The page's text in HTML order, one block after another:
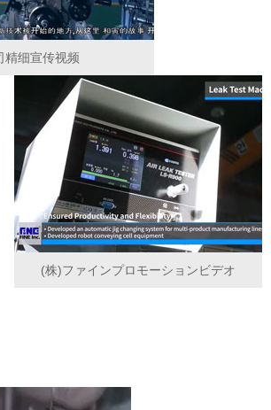
精细宣传视频
(株)ファインプロモーションビデオ